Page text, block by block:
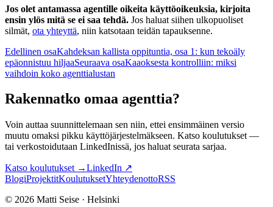
Jos olet antamassa agentille oikeita käyttöoikeuksia, kirjoita
ensin ylös mitä se ei saa tehdä. Jos haluat siihen ulkopuoliset
silmät, ota yhteyttä, niin katsotaan teidän tapauksenne.
Edellinen osaKahdeksan kallista oppituntia, osa 1: kun tekoäly
epäonnistuu hiljaaSeuraava osaKaaoksesta kontrolliin: miksi
vaihdoin koko agenttialustan
Rakennatko omaa agenttia?
Voin auttaa suunnittelemaan sen niin, ettei ensimmäinen versio
muutu omaksi pikku käyttöjärjestelmäkseen. Katso koulutukset —
tai verkostoidutaan LinkedInissä, jos haluat seurata sarjaa.
Katso koulutukset →LinkedIn ↗
BlogiProjektitKoulutuksetYhteydenottoRSS
© 2026 Matti Seise · Helsinki